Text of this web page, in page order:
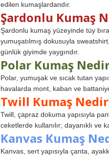
edilen kumaşlardandır.
Şardonlu Kumaş
Şardonlu kumaş yüzeyinde tüy
yumuşatılmış dokusuyla
günlük giyimde yaygındır.
Polar Kumaş
Polar, yumuşak ve sıcak tutan
havalarda mont, kaban ve
Twill Kumaş
Twill, çapraz dokuma yapısıyla
ceketlerde kullanılır; dayanıklı ve
Kanvas Kumaş
Kanvas, sert yapısıyla çanta,